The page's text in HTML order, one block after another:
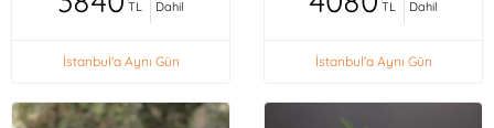
TL Dahil
İstanbul'a Aynı Gün
TL Dahil
İstanbul'a Aynı Gün